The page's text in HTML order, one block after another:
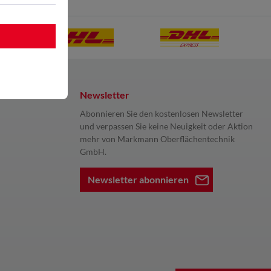
Newsletter
Abonnieren Sie den kostenlosen Newsletter
und verpassen Sie keine Neuigkeit oder Aktion
mehr von Markmann Oberflächentechnik
GmbH.
Newsletter abonnieren